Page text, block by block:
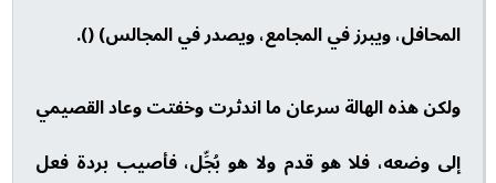
المحافل، ويبرز في المجامع، ويصدر في المجالس) ().
ولكن هذه الهالة سرعان ما اندثرت وخفتت وعاد القصيمي
إلى وضعه، فلا هو قدم ولا هو بُجِّل، فأصيب بردة فعل